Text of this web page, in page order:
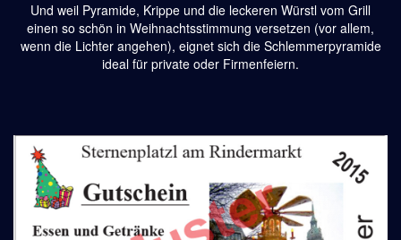
Und weil Pyramide, Krippe und die leckeren Würstl vom Grill
einen so schön in Weihnachtsstimmung versetzen (vor allem,
wenn die Lichter angehen), eignet sich die Schlemmerpyramide
ideal für private oder Firmenfeiern.